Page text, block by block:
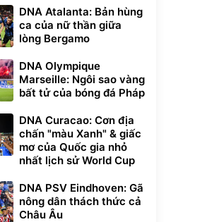
DNA Atalanta: Bản hùng
ca của nữ thần giữa
lòng Bergamo
DNA Olympique
Marseille: Ngôi sao vàng
bất tử của bóng đá Pháp
DNA Curacao: Cơn địa
chấn "màu Xanh" & giấc
mơ của Quốc gia nhỏ
nhất lịch sử World Cup
DNA PSV Eindhoven: Gã
nông dân thách thức cả
Châu Âu